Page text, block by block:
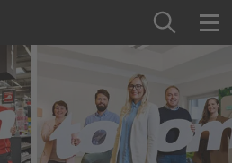
als Arbeitgeber